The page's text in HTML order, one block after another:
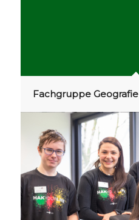
Fachgruppe Geografie